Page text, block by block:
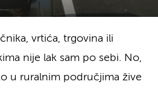
vrtića, trgovina ili
nije lak sam po sebi. No,
u ruralnim područjima žive